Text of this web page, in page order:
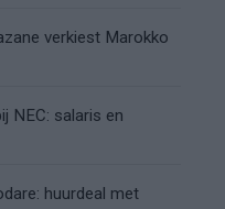
verkiest Marokko
NEC: salaris en
huurdeal met